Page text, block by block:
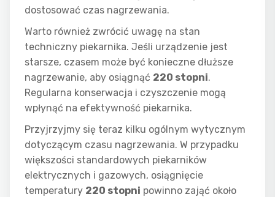
dostosować czas nagrzewania.
Warto również zwrócić uwagę na stan
techniczny piekarnika. Jeśli urządzenie jest
starsze, czasem może być konieczne dłuższe
nagrzewanie, aby osiągnąć 220 stopni.
Regularna konserwacja i czyszczenie mogą
wpłynąć na efektywność piekarnika.
Przyjrzyjmy się teraz kilku ogólnym wytycznym
dotyczącym czasu nagrzewania. W przypadku
większości standardowych piekarników
elektrycznych i gazowych, osiągnięcie
temperatury 220 stopni powinno zająć około